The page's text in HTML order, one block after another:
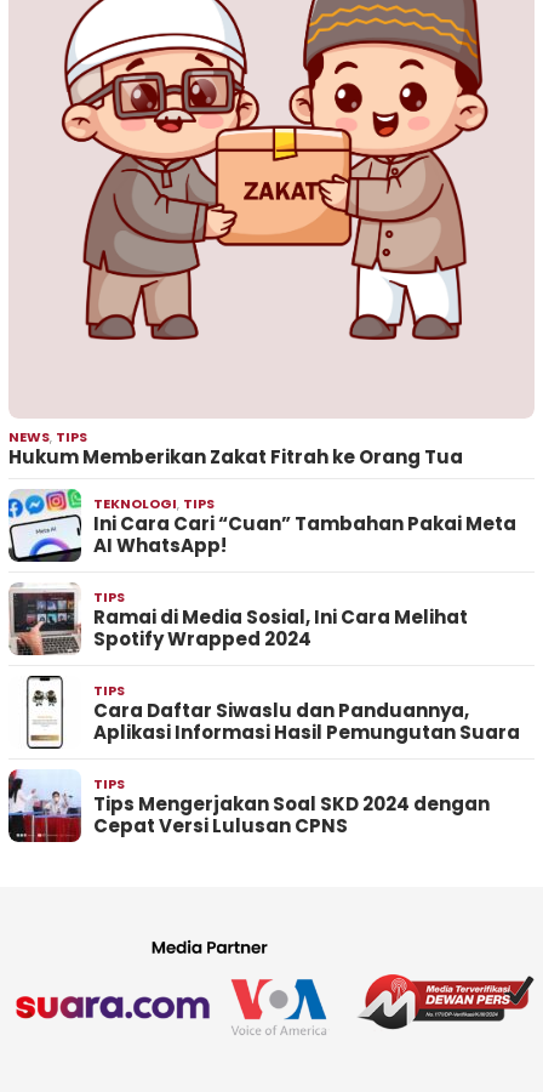
NEWS, TIPS
Hukum Memberikan Zakat Fitrah ke Orang Tua
TEKNOLOGI, TIPS
Ini Cara Cari “Cuan” Tambahan Pakai Meta
AI WhatsApp!
TIPS
Ramai di Media Sosial, Ini Cara Melihat
Spotify Wrapped 2024
TIPS
Cara Daftar Siwaslu dan Panduannya,
Aplikasi Informasi Hasil Pemungutan Suara
TIPS
Tips Mengerjakan Soal SKD 2024 dengan
Cepat Versi Lulusan CPNS